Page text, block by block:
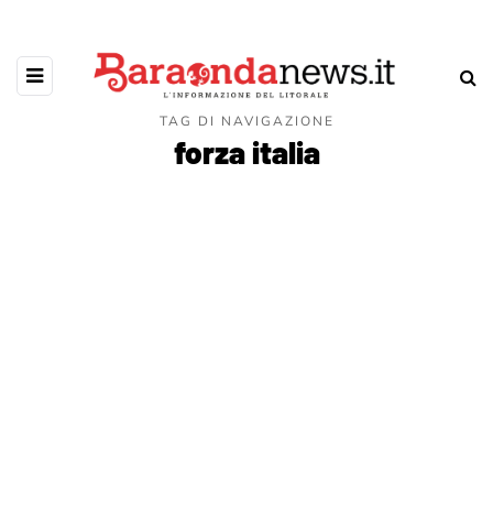
TAG DI NAVIGAZIONE
forza italia